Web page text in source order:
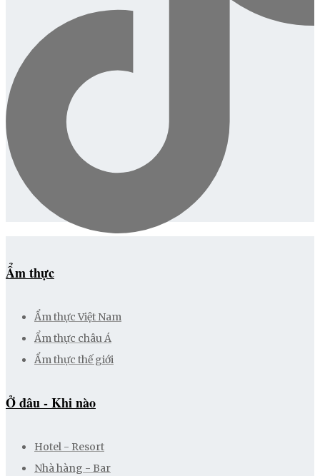
Ẩm thực
Ẩm thực Việt Nam
Ẩm thực châu Á
Ẩm thực thế giới
Ở đâu - Khi nào
Hotel - Resort
Nhà hàng - Bar